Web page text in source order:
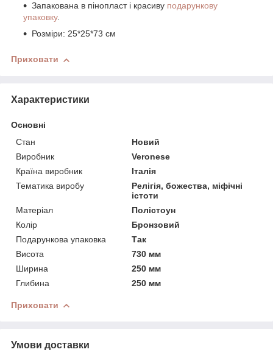
Запакована в пінопласт і красиву подарункову
упаковку.
Розміри: 25*25*73 см
Приховати
Характеристики
Основні
Стан
Новий
Виробник
Veronese
Країна виробник
Італія
Тематика виробу
Релігія, божества, міфічні
істоти
Матеріал
Полістоун
Колір
Бронзовий
Подарункова упаковка
Так
Висота
730 мм
Ширина
250 мм
Глибина
250 мм
Приховати
Умови доставки